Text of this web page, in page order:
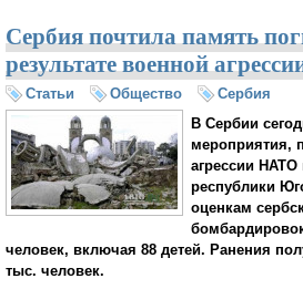
Сербия почтила память
результате военной
Статьи Общество
Сербия
В Сербии
мероприятия,
агрессии
республики
оценкам
человек, включая 88 детей. Ранения
тыс. человек.